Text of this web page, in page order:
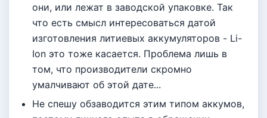
они, или лежат в заводской упаковке. Так
что есть смысл интересоваться датой
изготовления литиевых аккумуляторов - Li-
Ion это тоже касается. Проблема лишь в
том, что производители скромно
умалчивают об этой дате...
Не спешу обзаводится этим типом аккумов,